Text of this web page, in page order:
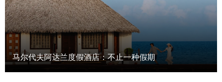
马尔代夫阿达兰度假酒店：不止一种假期